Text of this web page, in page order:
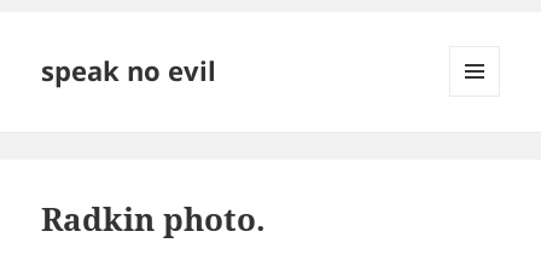
speak no evil
Radkin photo.